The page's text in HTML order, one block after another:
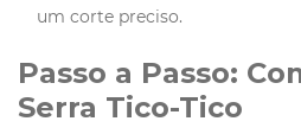
um corte preciso.
Passo a Passo:
Serra Tico-Tico